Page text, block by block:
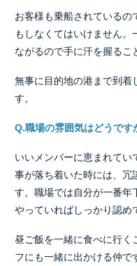
お客様も乗船されているの
もしなくてはいけません
ながるので手に汗を握るこ
無事に目的地の港まで到着
す。
Q.職場の雰囲気はどうです
いいメンバーに恵まれてい
事が落ち着いた時には、冗
す。職場では自分が一番年
やっていればしっかり認め
昼ご飯を一緒に食べに行く
フにも一緒に出かける仲で